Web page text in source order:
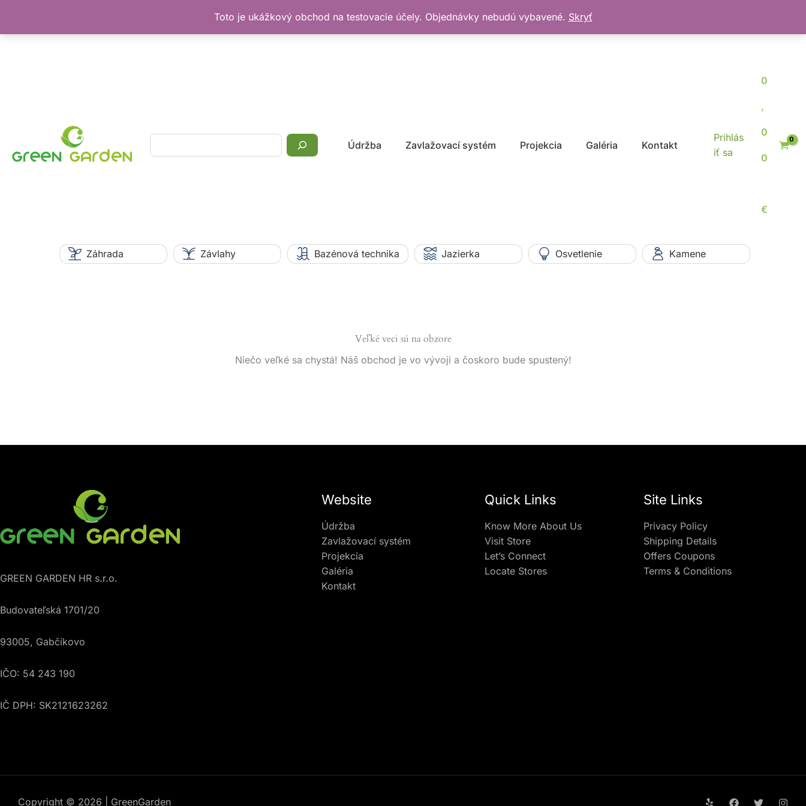
Toto je ukážkový obchod na testovacie účely. Objednávky nebudú vybavené. Skryť
Údržba Zavlažovací systém Projekcia Galéria Kontakt
Prihlás
iť sa
0
,
0
0
€
Záhrada Závlahy Bazénová technika Jazierka Osvetlenie Kamene
Veľké veci sú na obzore
Niečo veľké sa chystá! Náš obchod je vo vývoji a čoskoro bude spustený!
GREEN GARDEN HR s.r.o.
Budovateľská 1701/20
93005, Gabčíkovo
IČO: 54 243 190
IČ DPH: SK2121623262
Website
Údržba
Zavlažovací systém
Projekcia
Galéria
Kontakt
Quick Links
Know More About Us
Visit Store
Let’s Connect
Locate Stores
Site Links
Privacy Policy
Shipping Details
Offers Coupons
Terms & Conditions
Copyright © 2026 | GreenGarden